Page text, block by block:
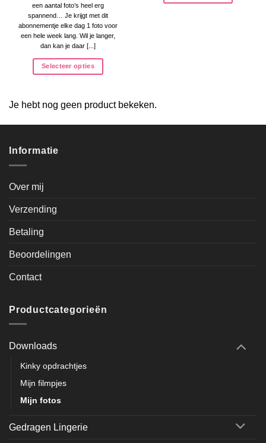
een aantal foto’s heel erg
spannend… Je krijgt met dit
abonnementje elke dag 1 foto voor
een hele week lang. Wil je langer,
dan kan je daar [...]
Selecteer opties
Je hebt nog geen product bekeken.
Informatie
Over mij
Verzending
Betaling
Beoordelingen
Contact
Productcategorieën
Downloads
Kinky opdrachtjes
Mijn filmpjes
Mijn fotos
Gedragen Lingerie